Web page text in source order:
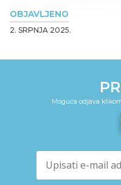
OBJAVLJENO
2. SRPNJA 2025.
Moguća odjava